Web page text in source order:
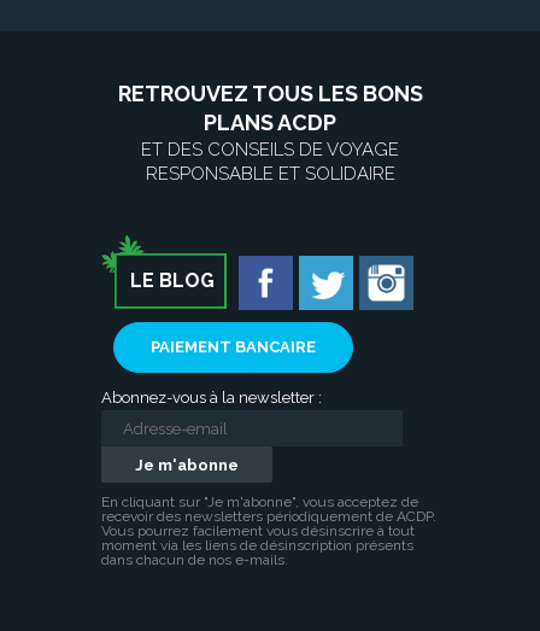
RETROUVEZ TOUS LES BONS
PLANS ACDP
ET DES CONSEILS DE VOYAGE
RESPONSABLE ET SOLIDAIRE
LE BLOG
PAIEMENT BANCAIRE
Abonnez-vous à la newsletter :
En cliquant sur "Je m'abonne", vous acceptez de
recevoir des newsletters périodiquement de ACDP.
Vous pourrez facilement vous désinscrire à tout
moment via les liens de désinscription présents
dans chacun de nos e-mails.